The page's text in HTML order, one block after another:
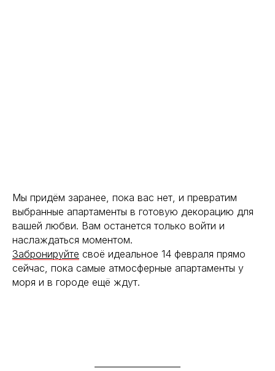
Мы придём заранее, пока вас нет, и превратим
выбранные апартаменты в готовую декорацию для
вашей любви. Вам останется только войти и
наслаждаться моментом.
Забронируйте своё идеальное 14 февраля прямо
сейчас, пока самые атмосферные апартаменты у
моря и в городе ещё ждут.